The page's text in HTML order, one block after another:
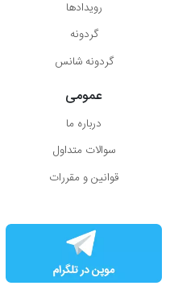
رویدادها
گردونه
گردونه شانس
عمومی
درباره ما
سوالات متداول
قوانین و مقررات